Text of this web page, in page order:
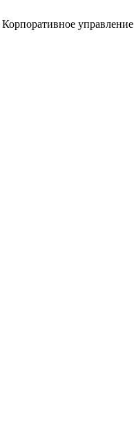
Корпоративное управление